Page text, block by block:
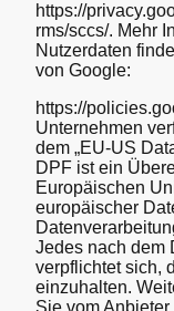
https://
rms/sccs/. Mehr
Nutzerdaten
von Google:
https://
Unternehmen
dem „EU-US
DPF ist ein
Europäischen
europäischer
Jedes nach dem
verpflichtet sich,
einzuhalten.